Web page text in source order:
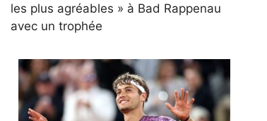
les plus agréables » à Bad Rappenau
avec un trophée